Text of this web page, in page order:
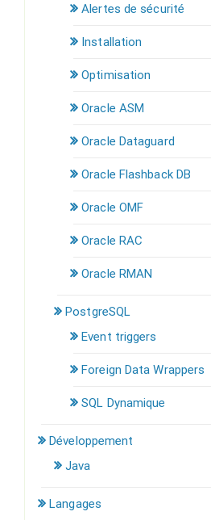
Alertes de sécurité
Installation
Optimisation
Oracle ASM
Oracle Dataguard
Oracle Flashback DB
Oracle OMF
Oracle RAC
Oracle RMAN
PostgreSQL
Event triggers
Foreign Data Wrappers
SQL Dynamique
Développement
Java
Langages